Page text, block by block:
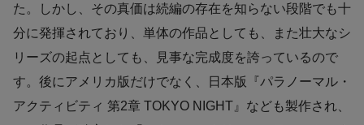
た。しかし、その真価は続編の存在を知らない段階でも十
分に発揮されており、単体の作品としても、また壮大なシ
リーズの起点としても、見事な完成度を誇っているので
す。後にアメリカ版だけでなく、日本版『パラノーマル・
アクティビティ 第2章 TOKYO NIGHT』なども製作され、